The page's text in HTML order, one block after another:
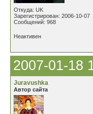
Откуда: UK
Зарегистрирован: 2006-10-07
Сообщений: 968
Неактивен
2007-01-18
Juravushka
Автор сайта